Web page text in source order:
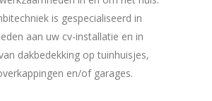
is gespecialiseerd in
aan uw cv-installatie en in
dakbedekking op tuinhuisjes,
en/of garages.